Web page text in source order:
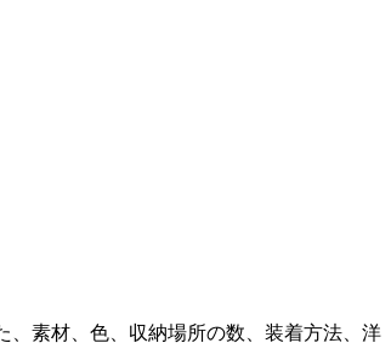
、素材、色、収納場所の数、装着方法、洋